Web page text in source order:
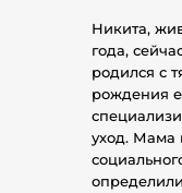
Никита,
года,
родился с
рождения
уход. Мама